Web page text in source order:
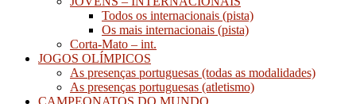
Todos os internacionais (pista)
Os mais internacionais (pista)
Corta-Mato – int.
JOGOS OLÍMPICOS
As presenças portuguesas (todas as modalidades)
As presenças portuguesas (atletismo)
CAMPEONATOS DO MUNDO